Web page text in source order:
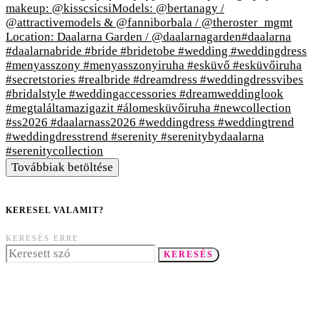
Továbbiak betöltése
KERESEL VALAMIT?
KERESÉS ERRE:
KERESÉS